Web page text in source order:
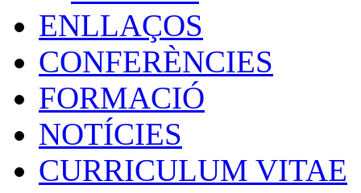
ENLLAÇOS
CONFERÈNCIES
FORMACIÓ
NOTÍCIES
CURRICULUM VITAE